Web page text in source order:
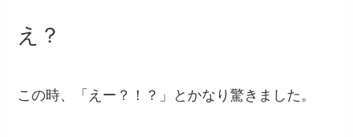
え？
この時、「えー？！？」とかなり驚きました。